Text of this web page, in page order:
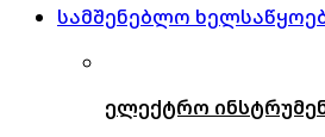
სამშენებლო
ელექტრო